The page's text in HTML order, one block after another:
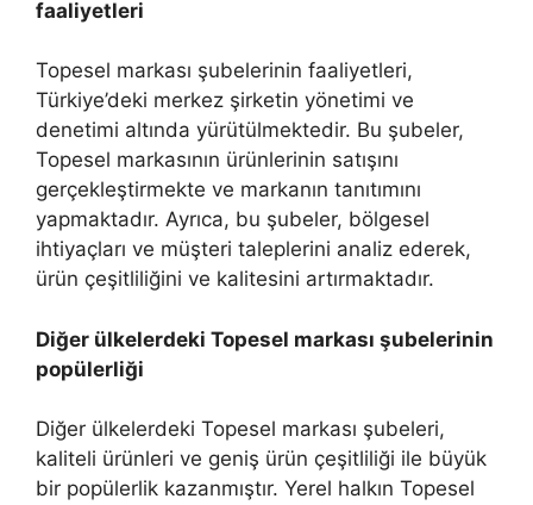
faaliyetleri
Topesel markası şubelerinin faaliyetleri,
Türkiye’deki merkez şirketin yönetimi ve
denetimi altında yürütülmektedir. Bu şubeler,
Topesel markasının ürünlerinin satışını
gerçekleştirmekte ve markanın tanıtımını
yapmaktadır. Ayrıca, bu şubeler, bölgesel
ihtiyaçları ve müşteri taleplerini analiz ederek,
ürün çeşitliliğini ve kalitesini artırmaktadır.
Diğer ülkelerdeki Topesel markası şubelerinin
popülerliği
Diğer ülkelerdeki Topesel markası şubeleri,
kaliteli ürünleri ve geniş ürün çeşitliliği ile büyük
bir popülerlik kazanmıştır. Yerel halkın Topesel